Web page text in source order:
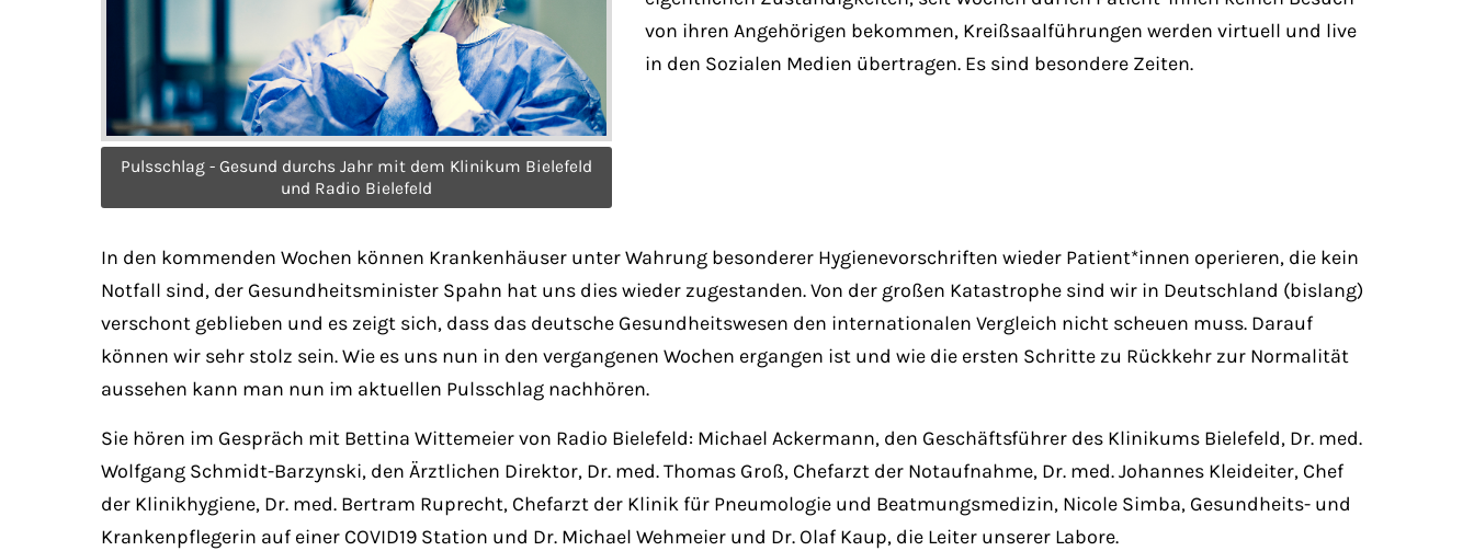
Pulsschlag - Gesund durchs Jahr mit dem Klinikum Bielefeld
und Radio Bielefeld
von ihren Angehörigen bekommen, Kreißsaalführungen werden virtuell und live
in den Sozialen Medien übertragen. Es sind besondere Zeiten.
In den kommenden Wochen können Krankenhäuser unter Wahrung besonderer Hygienevorschriften wieder Patient*innen operieren, die kein
Notfall sind, der Gesundheitsminister Spahn hat uns dies wieder zugestanden. Von der großen Katastrophe sind wir in Deutschland (bislang)
verschont geblieben und es zeigt sich, dass das deutsche Gesundheitswesen den internationalen Vergleich nicht scheuen muss. Darauf
können wir sehr stolz sein. Wie es uns nun in den vergangenen Wochen ergangen ist und wie die ersten Schritte zu Rückkehr zur Normalität
aussehen kann man nun im aktuellen Pulsschlag nachhören.
Sie hören im Gespräch mit Bettina Wittemeier von Radio Bielefeld: Michael Ackermann, den Geschäftsführer des Klinikums Bielefeld, Dr. med.
Wolfgang Schmidt-Barzynski, den Ärztlichen Direktor, Dr. med. Thomas Groß, Chefarzt der Notaufnahme, Dr. med. Johannes Kleideiter, Chef
der Klinikhygiene, Dr. med. Bertram Ruprecht, Chefarzt der Klinik für Pneumologie und Beatmungsmedizin, Nicole Simba, Gesundheits- und
Krankenpflegerin auf einer COVID19 Station und Dr. Michael Wehmeier und Dr. Olaf Kaup, die Leiter unserer Labore.